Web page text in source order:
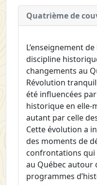
Quatrième de
L’enseignement
discipline
changements au
Révolution
été influencées
historique en elle-
autant par celle
Cette évolution a
des moments de
confrontations
au Québec autour
programmes